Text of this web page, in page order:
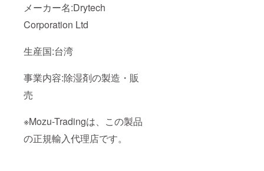
メーカー名:Drytech
Corporation Ltd
生産国:台湾
事業内容:除湿剤の製造・販
売
※Mozu-Tradingは、この製品
の正規輸入代理店です。